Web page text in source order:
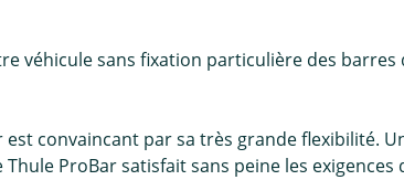
véhicule sans fixation particulière des
convaincant par sa très grande flexibilité.
ProBar satisfait sans peine les exigences